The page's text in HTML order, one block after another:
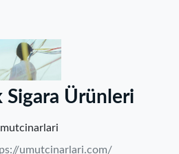
Sigara Ürünleri‌
umutcinarlari.com/